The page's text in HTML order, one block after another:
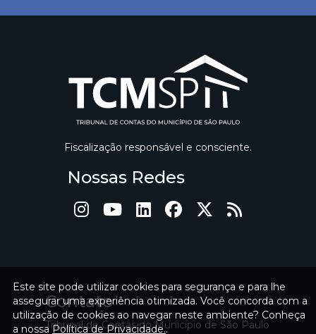
Este site pode utilizar cookies para segurança e para lhe
assegurar uma experiência otimizada. Você concorda com a
utilização de cookies ao navegar neste ambiente? Conheça
a nossaPolítica de Privacidade..
Fiscalização responsável e consciente.
Nossas Redes
Contato
Tribunal de Contas do Município de São Paulo